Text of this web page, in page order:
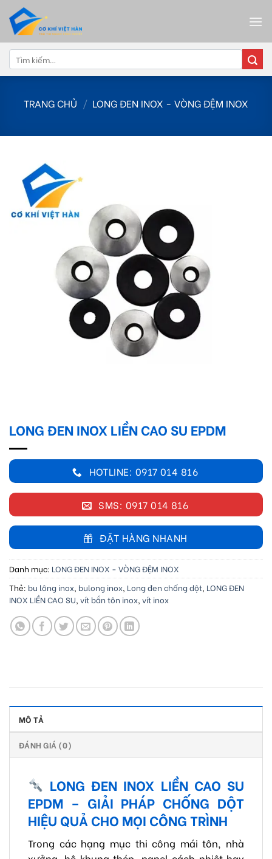
content
Tìm
kiếm:
TRANG CHỦ / LONG ĐEN INOX - VÒNG ĐỆM INOX
LONG ĐEN INOX LIỀN CAO SU EPDM
HOTLINE: 0917 014 816
SMS: 0917 014 816
ĐẶT HÀNG NHANH
Danh mục: LONG ĐEN INOX - VÒNG ĐỆM INOX
Thẻ: bu lông inox bulong inox Long đen chống dột LONG ĐEN
INOX LIỀN CAO SU vít bắn tôn inox vít inox
MÔ TẢ
ĐÁNH GIÁ (0)
LONG ĐEN INOX LIỀN CAO SU
EPDM – GIẢI PHÁP CHỐNG DỘT
HIỆU QUẢ CHO MỌI CÔNG TRÌNH
Trong các hạng mục thi công mái tôn, nhà